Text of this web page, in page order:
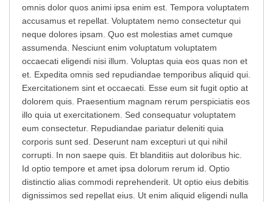
omnis dolor quos animi ipsa enim est. Tempora voluptatem
accusamus et repellat. Voluptatem nemo consectetur qui
neque dolores ipsam. Quo est molestias amet cumque
assumenda. Nesciunt enim voluptatum voluptatem
occaecati eligendi nisi illum. Voluptas quia eos quas non et
et. Expedita omnis sed repudiandae temporibus aliquid qui.
Exercitationem sint et occaecati. Esse eum sit fugit optio at
dolorem quis. Praesentium magnam rerum perspiciatis eos
illo quia ut exercitationem. Sed consequatur voluptatem
eum consectetur. Repudiandae pariatur deleniti quia
corporis sunt sed. Deserunt nam excepturi ut qui nihil
corrupti. In non saepe quis. Et blanditiis aut doloribus hic.
Id optio tempore et amet ipsa dolorum rerum id. Optio
distinctio alias commodi reprehenderit. Ut optio eius debitis
dignissimos sed repellat eius. Ut enim aliquid eligendi nulla